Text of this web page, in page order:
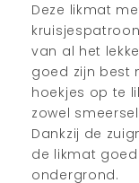
Deze likmat
van al het
goed zijn best
hoekjes op te
zowel
Dankzij de
de likmat
ondergrond.